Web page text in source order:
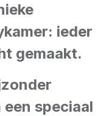
ieder
gemaakt.
speciaal